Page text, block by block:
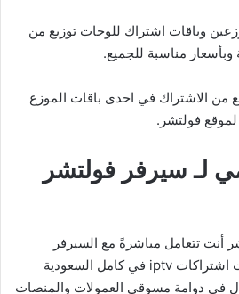
وباقات اشتراك للوحات توزيع من
من الاشتراك في احدى باقات الموزع
لـ سيرفر فولتشر
أنت تتعامل مباشرةً مع السيرفر
الرسمي لأحد أفضل منصات اشتراكات iptv في كامل السعودية
في دوامة مسوقي العمولات والمنصات